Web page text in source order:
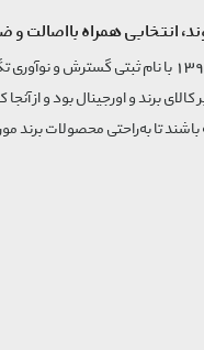
انتخابی همراه بااصالت و
کالای برند و اورجینال بود و از
تا به‌راحتی محصولات برند